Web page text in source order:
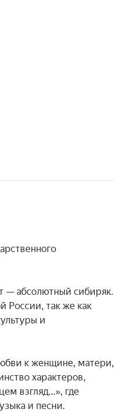
— абсолютный сибиряк.
России, так же как
и
к женщине, матери,
характеров,
взгляд...», где
и песни.